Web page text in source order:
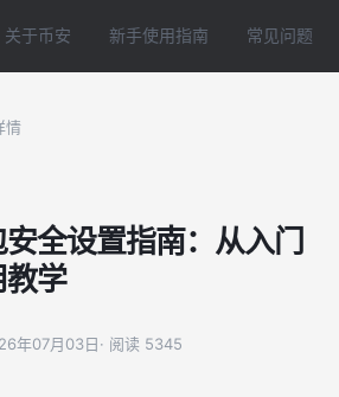
关于币安 新手使用指南 常见问题
情
全设置指南：从入门
学
年07月03日· 阅读 5345